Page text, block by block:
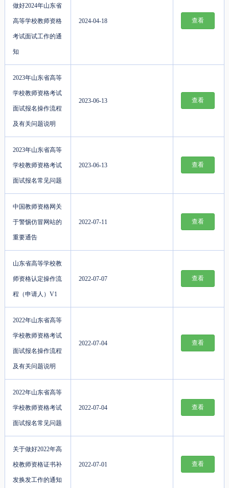
做好2024年山东省
高等学校教师资格
考试面试工作的通
知
2024-04-18 查看
2023年山东省高等
学校教师资格考试
面试报名操作流程
及有关问题说明
2023-06-13 查看
2023年山东省高等
学校教师资格考试
面试报名常见问题
2023-06-13 查看
中国教师资格网关
于警惕仿冒网站的
重要通告
2022-07-11 查看
山东省高等学校教
师资格认定操作流
程（申请人）V1
2022-07-07 查看
2022年山东省高等
学校教师资格考试
面试报名操作流程
及有关问题说明
2022-07-04 查看
2022年山东省高等
学校教师资格考试
面试报名常见问题
2022-07-04 查看
关于做好2022年高
校教师资格证书补
发换发工作的通知
2022-07-01 查看